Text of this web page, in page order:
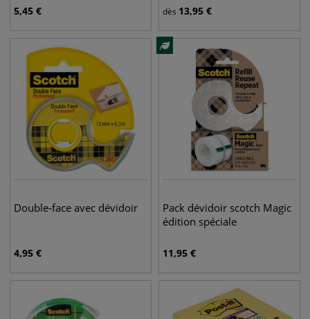
5,45 € dès 13,95 €
Double-face avec dévidoir
4,95 €
Pack dévidoir scotch Magic
édition spéciale
11,95 €